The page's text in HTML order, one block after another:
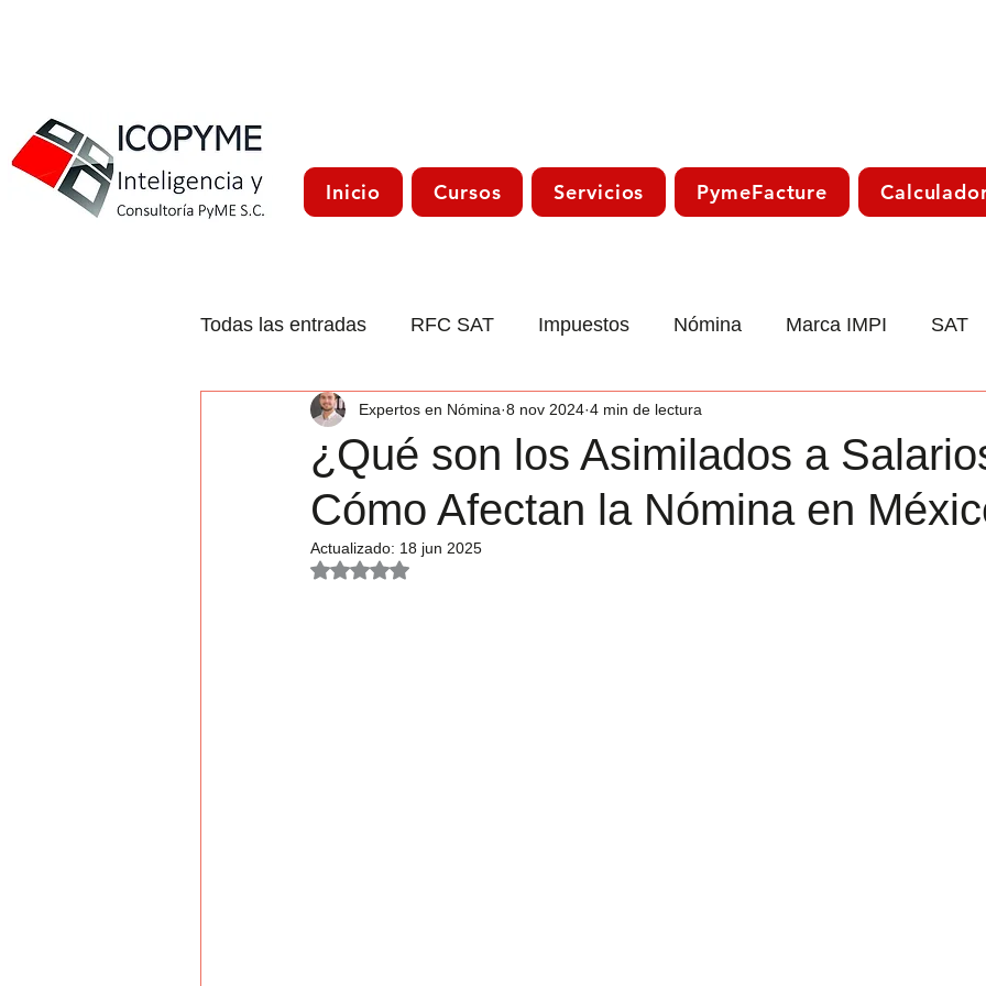
Inicio Cursos Servicios PymeFacture
Todas las entradas RFC SAT Impuestos Nómina Marca IMPI SAT
CFDI 4.0 Trámites México Laboral Declaración Anual
Jornada
¿Qué son los Asimilados a
Cómo Afectan la Nómina en
Expertos en Nómina 8 nov 2024 4 min de lectura
Actualizado: 18 jun 2025
Obtuvo NaN de 5 estrellas.